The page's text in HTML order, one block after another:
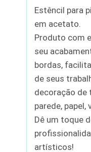
Estêncil para
em acetato.
Produto com
seu
bordas,
de seus
decoração de
parede, papel,
Dê um toque
artísticos!